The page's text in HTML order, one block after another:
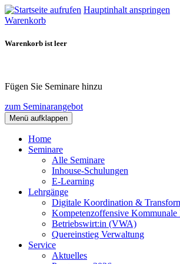
Hauptinhalt anspringen
Warenkorb
Warenkorb ist leer
Fügen Sie Seminare hinzu
zum Seminarangebot
Menü aufklappen
Home
Seminare
Alle Seminare
Inhouse-Schulungen
E-Learning
Lehrgänge
Digitale Koordination &
Kompetenzoffensive Kommunale
Betriebswirt:in (VWA)
Quereinstieg Verwaltung
Service
Aktuelles